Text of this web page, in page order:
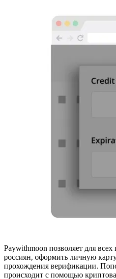
Paywithmoon позволяет для всех
россиян, оформить личную
прохождения верификации.
происходит с помощью